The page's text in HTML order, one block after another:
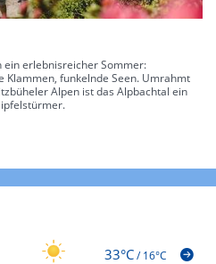
erlebnisreicher Sommer:
Klammen, funkelnde Seen. Umrahmt
Alpen ist das Alpbachtal ein
33°C/16°C